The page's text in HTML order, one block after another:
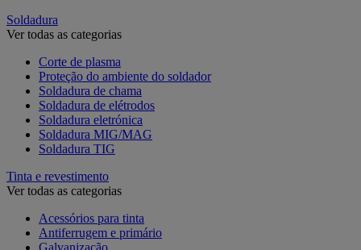
Soldadura
Ver todas as categorias
Corte de plasma
Proteção do ambiente do soldador
Soldadura de chama
Soldadura de elétrodos
Soldadura eletrónica
Soldadura MIG/MAG
Soldadura TIG
Tinta e revestimento
Ver todas as categorias
Acessórios para tinta
Antiferrugem e primário
Galvanização